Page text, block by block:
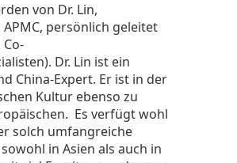
von Dr. Lin,
persönlich geleitet
Dr. Lin ist ein
China-Expert. Er ist in der
Kultur ebenso zu
Es verfügt wohl
solch umfangreiche
in Asien als auch in